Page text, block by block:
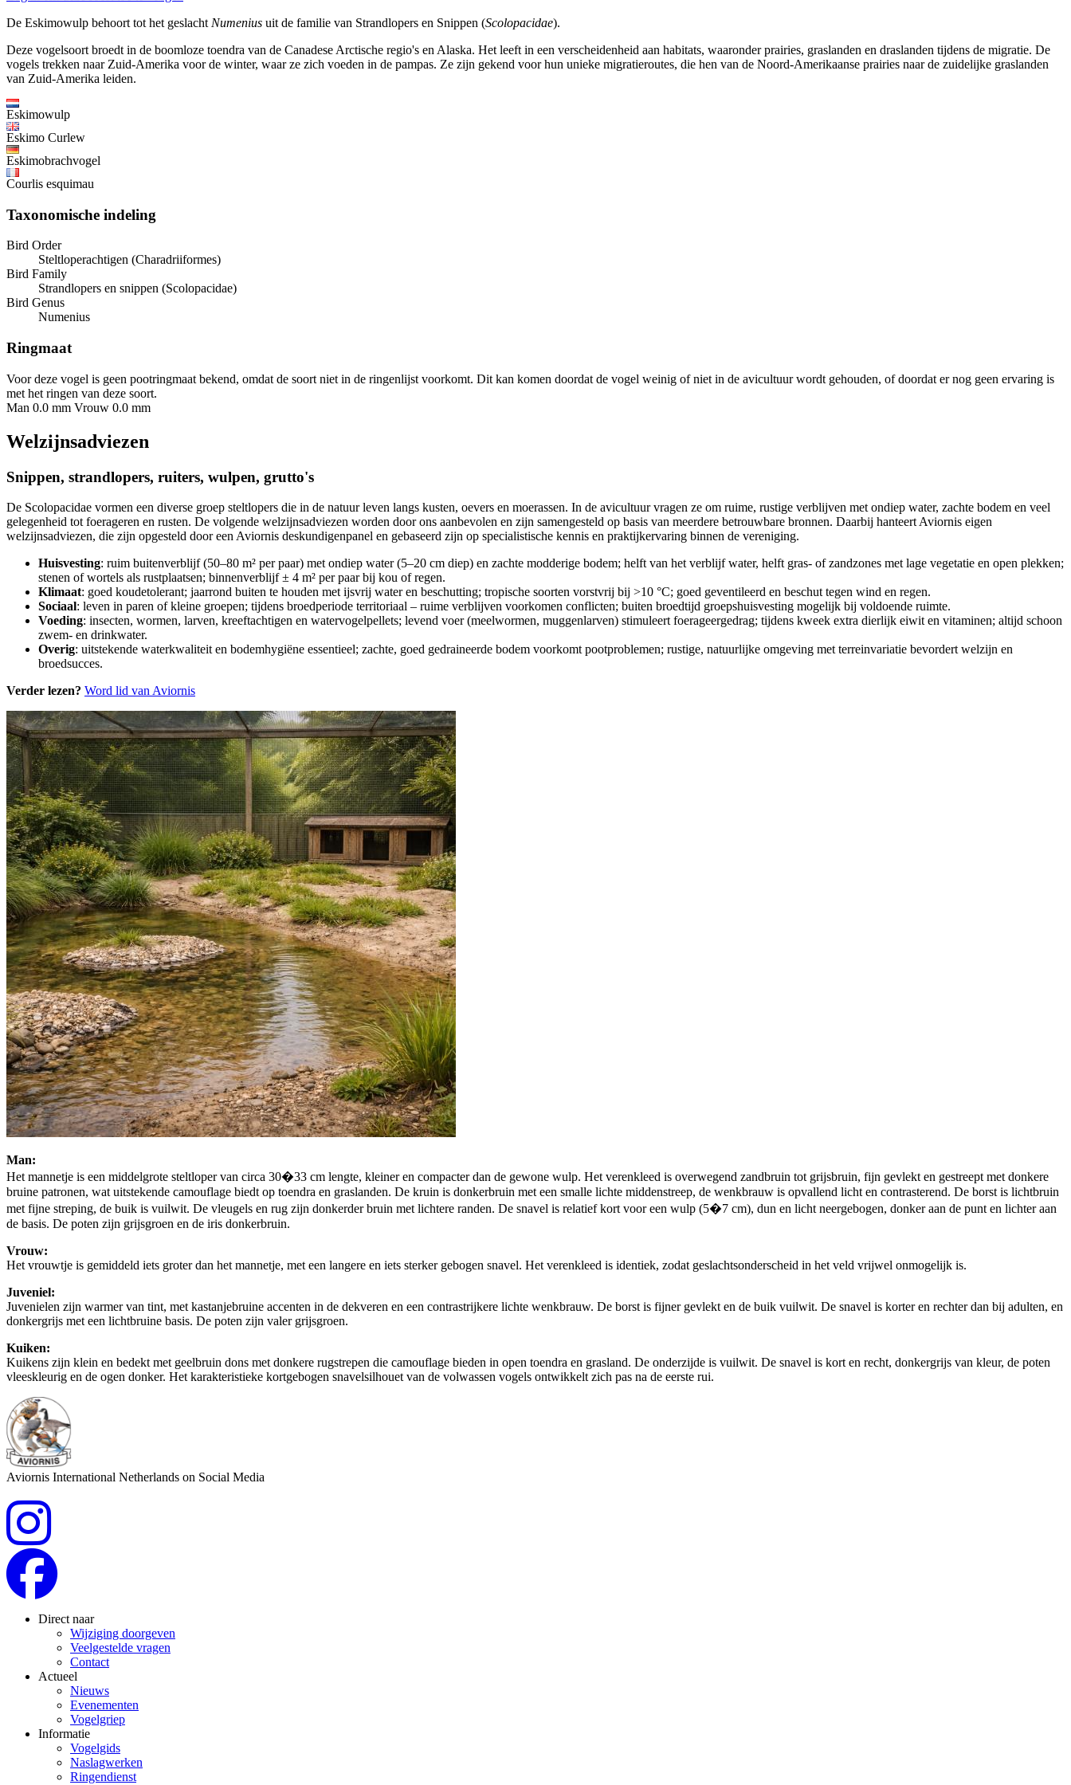
De Eskimowulp behoort tot het geslacht Numenius uit de familie van Strandlopers en Snippen (Scolopacidae).
Deze vogelsoort broedt in de boomloze toendra van de Canadese Arctische regio's en Alaska. Het leeft in een verscheidenheid aan habitats, waaronder prairies, graslanden en draslanden tijdens de migratie. De
vogels trekken naar Zuid-Amerika voor de winter, waar ze zich voeden in de pampas. Ze zijn gekend voor hun unieke migratieroutes, die hen van de Noord-Amerikaanse prairies naar de zuidelijke graslanden
van Zuid-Amerika leiden.
Eskimowulp
Eskimo Curlew
Eskimobrachvogel
Courlis esquimau
Taxonomische indeling
Bird Order
Steltloperachtigen (Charadriiformes)
Bird Family
Strandlopers en snippen (Scolopacidae)
Bird Genus
Numenius
Ringmaat
Voor deze vogel is geen pootringmaat bekend, omdat de soort niet in de ringenlijst voorkomt. Dit kan komen doordat de vogel weinig of niet in de avicultuur wordt gehouden, of doordat er nog geen ervaring is
met het ringen van deze soort.
Man 0.0 mm Vrouw 0.0 mm
Welzijnsadviezen
Snippen, strandlopers, ruiters, wulpen, grutto's
De Scolopacidae vormen een diverse groep steltlopers die in de natuur leven langs kusten, oevers en moerassen. In de avicultuur vragen ze om ruime, rustige verblijven met ondiep water, zachte bodem en veel
gelegenheid tot foerageren en rusten. De volgende welzijnsadviezen worden door ons aanbevolen en zijn samengesteld op basis van meerdere betrouwbare bronnen. Daarbij hanteert Aviornis eigen
welzijnsadviezen, die zijn opgesteld door een Aviornis deskundigenpanel en gebaseerd zijn op specialistische kennis en praktijkervaring binnen de vereniging.
Huisvesting: ruim buitenverblijf (50–80 m² per paar) met ondiep water (5–20 cm diep) en zachte modderige bodem; helft van het verblijf water, helft gras- of zandzones met lage vegetatie en open plekken;
stenen of wortels als rustplaatsen; binnenverblijf ± 4 m² per paar bij kou of regen.
Klimaat: goed koudetolerant; jaarrond buiten te houden met ijsvrij water en beschutting; tropische soorten vorstvrij bij >10 °C; goed geventileerd en beschut tegen wind en regen.
Sociaal: leven in paren of kleine groepen; tijdens broedperiode territoriaal – ruime verblijven voorkomen conflicten; buiten broedtijd groepshuisvesting mogelijk bij voldoende ruimte.
Voeding: insecten, wormen, larven, kreeftachtigen en watervogelpellets; levend voer (meelwormen, muggenlarven) stimuleert foerageergedrag; tijdens kweek extra dierlijk eiwit en vitaminen; altijd schoon
zwem- en drinkwater.
Overig: uitstekende waterkwaliteit en bodemhygiëne essentieel; zachte, goed gedraineerde bodem voorkomt pootproblemen; rustige, natuurlijke omgeving met terreinvariatie bevordert welzijn en
broedsucces.
Verder lezen? Word lid van Aviornis
Man:
Het mannetje is een middelgrote steltloper van circa 30�33 cm lengte, kleiner en compacter dan de gewone wulp. Het verenkleed is overwegend zandbruin tot grijsbruin, fijn gevlekt en gestreept met donkere
bruine patronen, wat uitstekende camouflage biedt op toendra en graslanden. De kruin is donkerbruin met een smalle lichte middenstreep, de wenkbrauw is opvallend licht en contrasterend. De borst is lichtbruin
met fijne streping, de buik is vuilwit. De vleugels en rug zijn donkerder bruin met lichtere randen. De snavel is relatief kort voor een wulp (5�7 cm), dun en licht neergebogen, donker aan de punt en lichter aan
de basis. De poten zijn grijsgroen en de iris donkerbruin.
Vrouw:
Het vrouwtje is gemiddeld iets groter dan het mannetje, met een langere en iets sterker gebogen snavel. Het verenkleed is identiek, zodat geslachtsonderscheid in het veld vrijwel onmogelijk is.
Juveniel:
Juvenielen zijn warmer van tint, met kastanjebruine accenten in de dekveren en een contrastrijkere lichte wenkbrauw. De borst is fijner gevlekt en de buik vuilwit. De snavel is korter en rechter dan bij adulten, en
donkergrijs met een lichtbruine basis. De poten zijn valer grijsgroen.
Kuiken:
Kuikens zijn klein en bedekt met geelbruin dons met donkere rugstrepen die camouflage bieden in open toendra en grasland. De onderzijde is vuilwit. De snavel is kort en recht, donkergrijs van kleur, de poten
vleeskleurig en de ogen donker. Het karakteristieke kortgebogen snavelsilhouet van de volwassen vogels ontwikkelt zich pas na de eerste rui.
Aviornis International Netherlands on Social Media
Direct naar
Wijziging doorgeven
Veelgestelde vragen
Contact
Actueel
Nieuws
Evenementen
Vogelgriep
Informatie
Vogelgids
Naslagwerken
Ringendienst